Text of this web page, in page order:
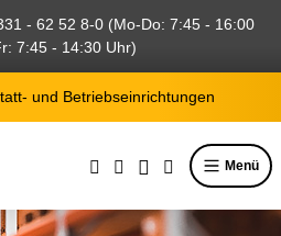
- 62 52 8-0 (Mo-Do: 7:45 - 16:00
7:45 - 14:30 Uhr)
und Betriebseinrichtungen
Menü